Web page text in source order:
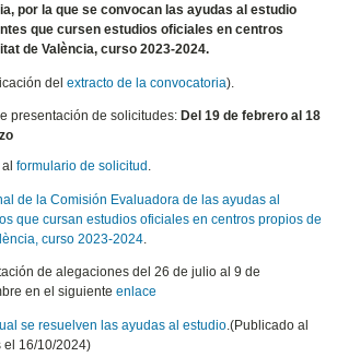
por la que se convocan las ayudas al estudio
que cursen estudios oficiales en centros
de València, curso 2023-2024.
delextracto de la convocatoria).
presentación de solicitudes:Del 19 de febrero al 18
alformulario de solicitud
de la Comisión Evaluadora de las ayudas al
que cursan estudios oficiales en centros propios de
curso 2023-2024
de alegaciones del 26 de julio al 9 de
en el siguienteenlace
se resuelven las ayudas al estudio .(Publicado al
el 16/10/2024)